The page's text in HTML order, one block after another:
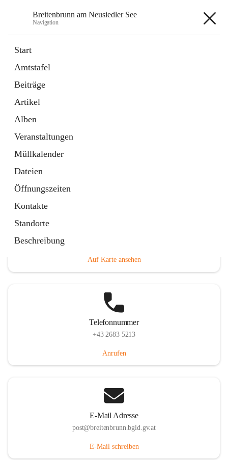
Breitenbrunn am Neusiedler See
Navigation
Start
Amtstafel
Beiträge
Artikel
Alben
Veranstaltungen
Müllkalender
Dateien
Öffnungszeiten
Kontakte
Standorte
Beschreibung
18 Schnellzugriffe
Gemeindeservice
Auf Karte ansehen
Telefonnummer
+43 2683 5213
Anrufen
E-Mail Adresse
post@breitenbrunn.bgld.gv.at
E-Mail schreiben